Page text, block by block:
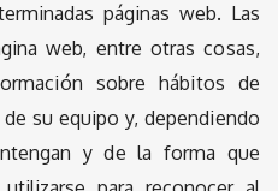
páginas web. Las
web, entre otras cosas,
sobre hábitos de
su equipo y, dependiendo
y de la forma que